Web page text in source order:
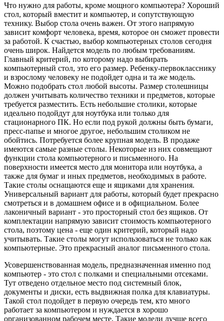
Что нужно для работы, кроме мощного компьютера? Хороший
стол, который вместит и компьютер, и сопутствующую
технику. Выбор стола очень важен. От этого напрямую
зависит комфорт человека, время, которое он сможет провести
за работой. К счастью, выбор компьютерных столов сегодня
очень широк. Найдется модель по любым требованиям.
Главный критерий, по которому надо выбирать
компьютерный стол, это его размер. Ребенку-первокласснику
и взрослому человеку не подойдет одна и та же модель.
Можно подобрать стол любой высоты. Размер столешницы
должен учитывать количество техники и предметов, которые
требуется разместить. Есть небольшие столики, которые
идеально подойдут для ноутбука или только для
стационарного ПК. Но если под рукой должны быть бумаги,
пресс-папье и многое другое, небольшим столиком не
обойтись. Потребуется более крупная модель. В продаже
имеются самые разные столы. Некоторые из них совмещают
функции стола компьютерного и письменного. На
поверхности имеется место для монитора или ноутбука, а
также для бумаг и иных предметов, необходимых в работе.
Такие столы оснащаются еще и ящиками для хранения.
Универсальный вариант для работы, который будет прекрасно
смотреться и в домашнем офисе и в официальном. Более
лаконичный вариант - это просторный стол без ящиков. От
комплектации напрямую зависит стоимость компьютерного
стола, поэтому цена - еще один критерий, который надо
учитывать. Такие столы могут использоваться не только как
компьютерные. Это прекрасный аналог письменного стола.
Усовершенствованная модель, предназначенная именно под
компьютер - это стол с полками и специальными отсеками.
Тут отведено отдельное место под системный блок,
документы и диски, есть выдвижная полка для клавиатуры.
Такой стол подойдет в первую очередь тем, кто много
работает за компьютером и нуждается в хорошо
организованном рабочем месте. Такие модели лучше всего